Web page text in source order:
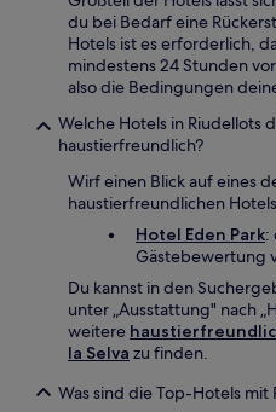
du bei Bedarf eine
Hotels ist es erforderlich,
mindestens 24 Stunden
also die Bedingungen
Welche Hotels in Riudellots
haustierfreundlich?
Wirf einen Blick auf eines
haustierfreundlichen
Hotel Eden Park:
Gästebewertung
Du kannst in den
unter „Ausstattung" nach
weitere
la Selva zu finden.
Was sind die Top-Hotels mit